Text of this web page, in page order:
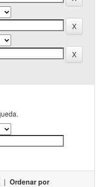
| Ordenar por